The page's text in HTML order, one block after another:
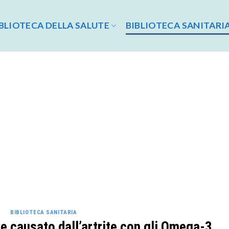
DELLA SALUTE BIBLIOTECA
BIBLIOTECA SANITARIA